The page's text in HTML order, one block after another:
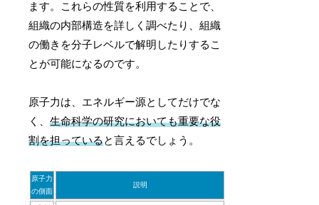
ます。これらの性質を利用することで、
組織の内部構造を詳しく調べたり、組織
の働きを分子レベルで解明したりするこ
とが可能になるのです。
原子力は、エネルギー源としてだけでな
く、生命科学の研究においても重要な役
割を担っていると言えるでしょう。
原子力
の側面
説明